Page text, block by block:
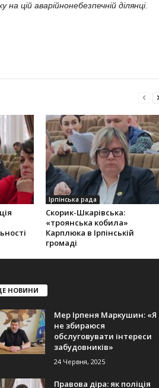
цій аварійнонебезпечній ділянці.
Ірпінська рада
Скорик-Шкарівська:
«троянська кобила»
Карплюка в Ірпінській
громаді
НОВИНИ
Мер Ірпеня Маркушин: «Я
не збираюся
обслуговувати інтереси
забудовників»
24 Червня, 2025
Правова діра: як поліція